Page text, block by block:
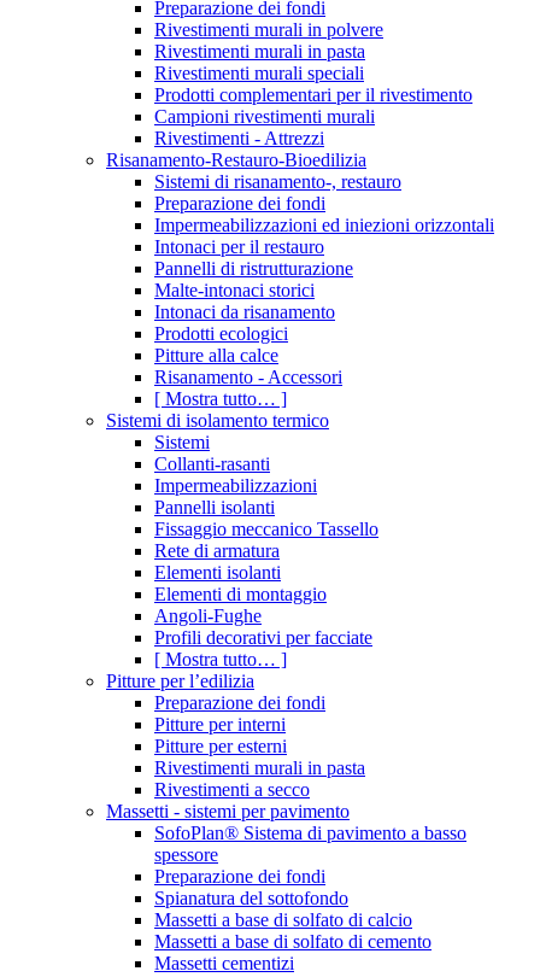
Preparazione dei fondi
Rivestimenti murali in polvere
Rivestimenti murali in pasta
Rivestimenti murali speciali
Prodotti complementari per il rivestimento
Campioni rivestimenti murali
Rivestimenti - Attrezzi
Risanamento-Restauro-Bioedilizia
Sistemi di risanamento-, restauro
Preparazione dei fondi
Impermeabilizzazioni ed iniezioni orizzontali
Intonaci per il restauro
Pannelli di ristrutturazione
Malte-intonaci storici
Intonaci da risanamento
Prodotti ecologici
Pitture alla calce
Risanamento - Accessori
[ Mostra tutto… ]
Sistemi di isolamento termico
Sistemi
Collanti-rasanti
Impermeabilizzazioni
Pannelli isolanti
Fissaggio meccanico Tassello
Rete di armatura
Elementi isolanti
Elementi di montaggio
Angoli-Fughe
Profili decorativi per facciate
[ Mostra tutto… ]
Pitture per l’edilizia
Preparazione dei fondi
Pitture per interni
Pitture per esterni
Rivestimenti murali in pasta
Rivestimenti a secco
Massetti - sistemi per pavimento
SofoPlan® Sistema di pavimento a basso
spessore
Preparazione dei fondi
Spianatura del sottofondo
Massetti a base di solfato di calcio
Massetti a base di solfato di cemento
Massetti cementizi